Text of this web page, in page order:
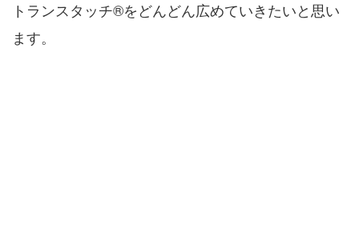
トランスタッチ®️をどんどん広めていきたいと思い
ます。